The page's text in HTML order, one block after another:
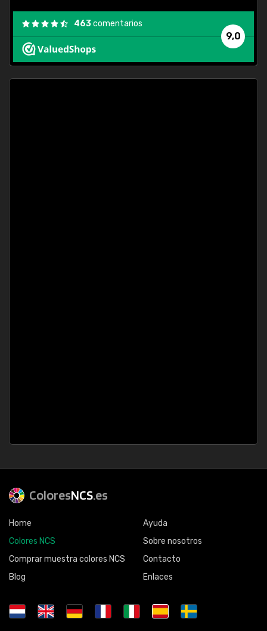
9,0
463comentarios
ColoresNCS.es
Home
Colores NCS
Comprar muestra colores NCS
Blog
Ayuda
Sobre nosotros
Contacto
Enlaces